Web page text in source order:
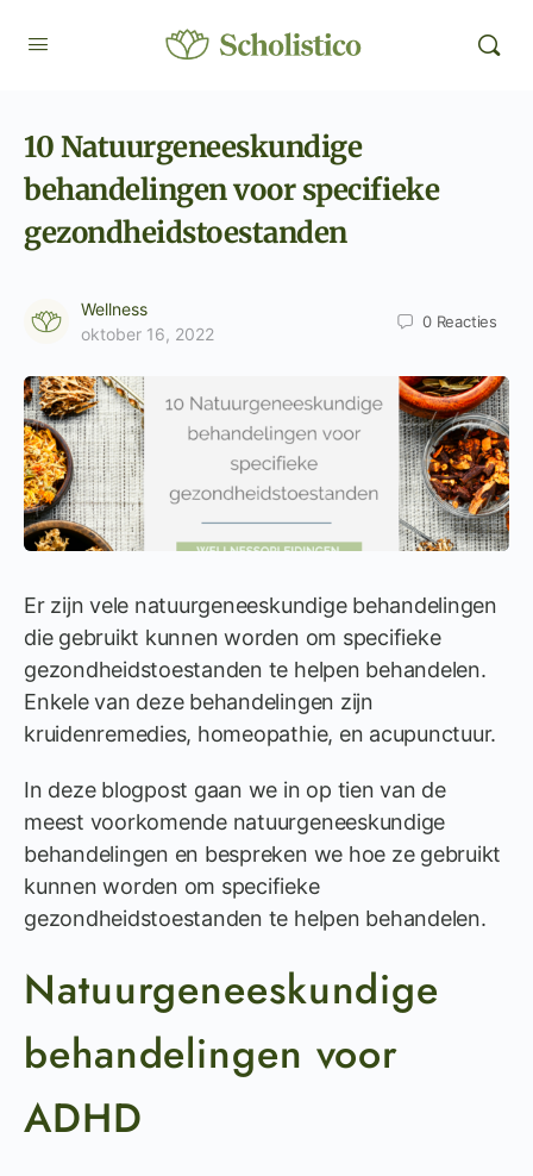
10 Natuurgeneeskundige
behandelingen voor specifieke
gezondheidstoestanden
Wellness
oktober 16, 2022
0 Reacties
Er zijn vele natuurgeneeskundige behandelingen
die gebruikt kunnen worden om specifieke
gezondheidstoestanden te helpen behandelen.
Enkele van deze behandelingen zijn
kruidenremedies, homeopathie, en acupunctuur.
In deze blogpost gaan we in op tien van de
meest voorkomende natuurgeneeskundige
behandelingen en bespreken we hoe ze gebruikt
kunnen worden om specifieke
gezondheidstoestanden te helpen behandelen.
Natuurgeneeskundige
behandelingen voor
ADHD